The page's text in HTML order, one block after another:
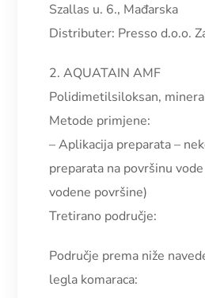
Szallas u. 6., Mađarska
Distributer: Presso d.o.o.
2. AQUATAIN AMF
Polidimetilsiloksan,
Metode primjene:
– Aplikacija preparata –
preparata na površinu
vodene površine)
Tretirano područje:
Područje prema niže
legla komaraca: